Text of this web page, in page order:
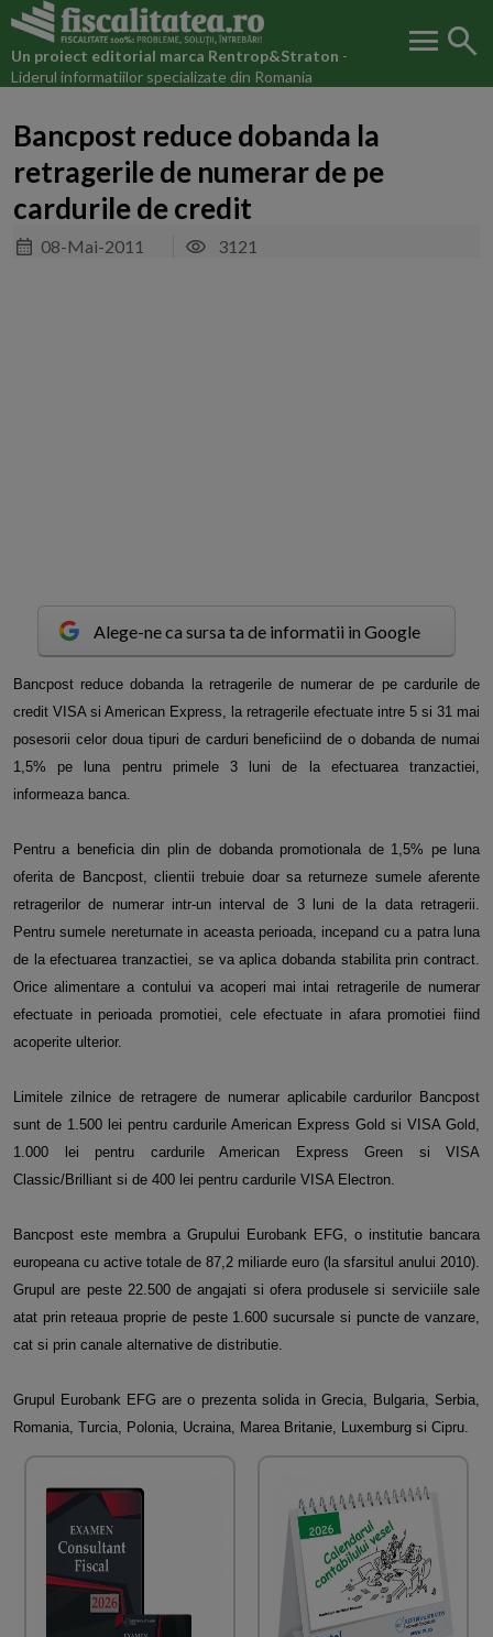
Un proiect editorial marca Rentrop&Straton -
Liderul informatiilor specializate din Romania
menu search
Bancpost reduce dobanda la
retragerile de numerar de pe
cardurile de credit
08-Mai-2011 3121
Alege-ne ca sursa ta de informatii in Google
Bancpost reduce dobanda la retragerile de numerar de pe cardurile de
credit VISA si American Express, la retragerile efectuate intre 5 si 31 mai
posesorii celor doua tipuri de carduri beneficiind de o dobanda de numai
1,5% pe luna pentru primele 3 luni de la efectuarea tranzactiei,
informeaza banca.
Pentru a beneficia din plin de dobanda promotionala de 1,5% pe luna
oferita de Bancpost, clientii trebuie doar sa returneze sumele aferente
retragerilor de numerar intr-un interval de 3 luni de la data retragerii.
Pentru sumele nereturnate in aceasta perioada, incepand cu a patra luna
de la efectuarea tranzactiei, se va aplica dobanda stabilita prin contract.
Orice alimentare a contului va acoperi mai intai retragerile de numerar
efectuate in perioada promotiei, cele efectuate in afara promotiei fiind
acoperite ulterior.
Limitele zilnice de retragere de numerar aplicabile cardurilor Bancpost
sunt de 1.500 lei pentru cardurile American Express Gold si VISA Gold,
1.000 lei pentru cardurile American Express Green si VISA
Classic/Brilliant si de 400 lei pentru cardurile VISA Electron.
Bancpost este membra a Grupului Eurobank EFG, o institutie bancara
europeana cu active totale de 87,2 miliarde euro (la sfarsitul anului 2010).
Grupul are peste 22.500 de angajati si ofera produsele si serviciile sale
atat prin reteaua proprie de peste 1.600 sucursale si puncte de vanzare,
cat si prin canale alternative de distributie.
Grupul Eurobank EFG are o prezenta solida in Grecia, Bulgaria, Serbia,
Romania, Turcia, Polonia, Ucraina, Marea Britanie, Luxemburg si Cipru.